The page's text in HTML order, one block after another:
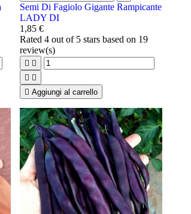
Semi Di Fagiolo Gigante Rampicante
LADY DI
1,85 €
Rated 4out of 5 stars based on 19
review(s)
 
 
 Aggiungi al carrello